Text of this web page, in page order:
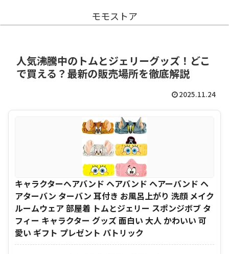
モモストア
人気沸騰中のトムとジェリーグッズ！どこ
で買える？最新の販売場所を徹底解説
2025.11.24
キャラクターヘアバンド ヘアバンド ヘアーバンド ヘ
アターバン ターバン 耳付き お風呂上がり 洗顔 メイク
ルームウェア 部屋着 トムとジェリー スポンジボブ タ
フィー キャラクター グッズ 面白い 大人 かわいい 可
愛い ギフト プレゼント パトリック